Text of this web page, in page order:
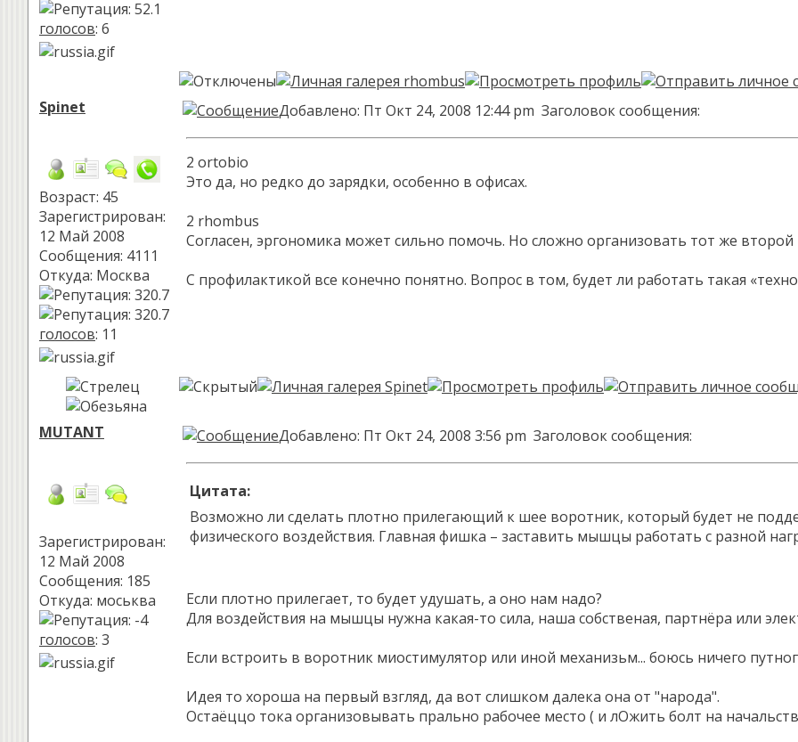
голосов: 6
Spinet
Возраст: 45
Зарегистрирован:
12 Май 2008
Сообщения: 4111
Откуда: Москва
голосов: 11
Добавлено: Пт Окт 24, 2008 12:44 pm Заголовок сообщения:
2 ortobio
Это да, но редко до зарядки, особенно в офисах.
2 rhombus
Согласен, эргономика может сильно помочь. Но сложно организовать тот же
С профилактикой все конечно понятно. Вопрос в том, будет ли работать такая
MUTANT
Зарегистрирован:
12 Май 2008
Сообщения: 185
Откуда: моськва
голосов: 3
Добавлено: Пт Окт 24, 2008 3:56 pm Заголовок сообщения:
Цитата:
Возможно ли сделать плотно прилегающий к шее воротник, который будет не
физического воздействия. Главная фишка – заставить мышцы работать с разной
Если плотно прилегает, то будет удушать, а оно нам надо?
Для воздействия на мышцы нужна какая-то сила, наша собственая, партнёра или
Если встроить в воротник миостимулятор или иной механизьм... боюсь ничего
Идея то хороша на первый взгляд, да вот слишком далека она от "народа".
Остаёццо тока организовывать прально рабочее место ( и лОжить болт на